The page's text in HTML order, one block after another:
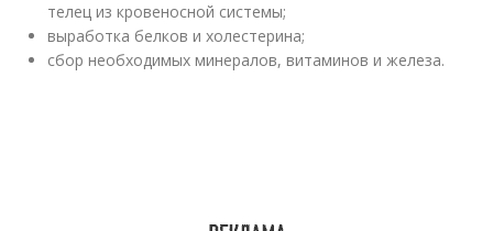
телец из кровеносной системы;
выработка белков и холестерина;
сбор необходимых минералов, витаминов и железа.